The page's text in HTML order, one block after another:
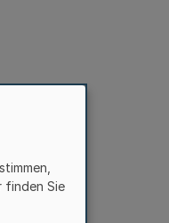
finden Sie